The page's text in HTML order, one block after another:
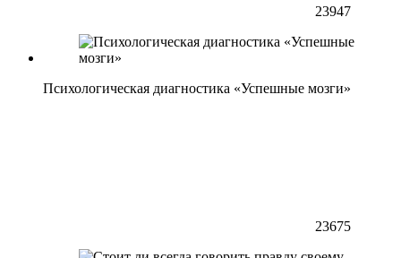
23947
Психологическая диагностика «Успешные мозги»
23675